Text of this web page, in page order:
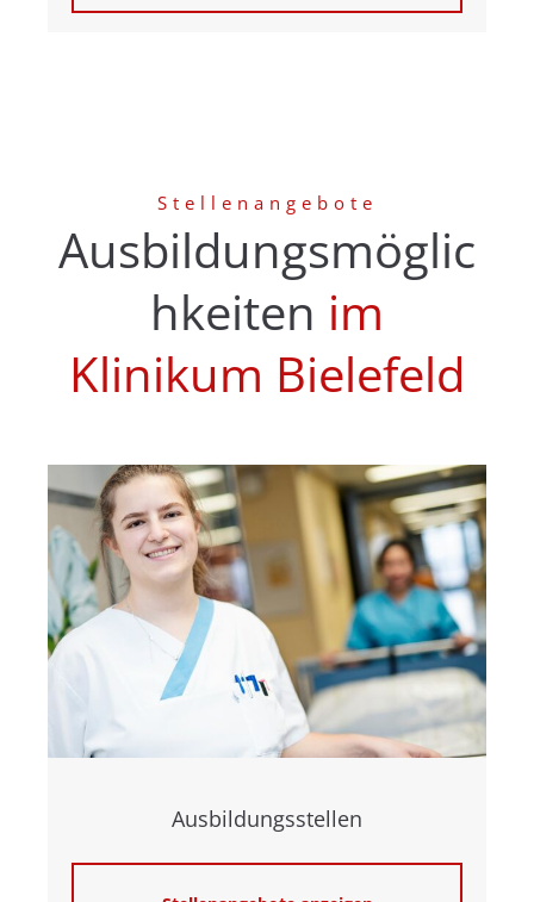
Stellenangebote
Ausbildungsmöglic
hkeiten im
Klinikum Bielefeld
Ausbildungsstellen